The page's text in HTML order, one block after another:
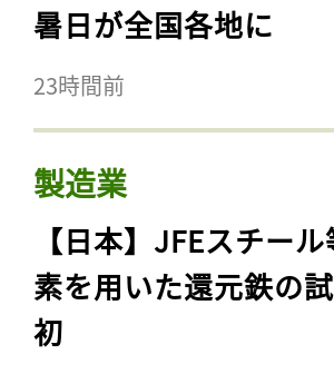
暑日が全国各地に
23時間前
製造業
【日本】JFEスチー
素を用いた還元鉄の
初